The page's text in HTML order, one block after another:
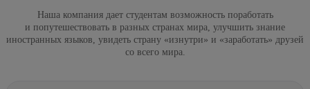
Наша компания дает студентам возможность поработать
и попутешествовать в разных странах мира, улучшить знание
иностранных языков, увидеть страну «изнутри» и «заработать» друзей
со всего мира.